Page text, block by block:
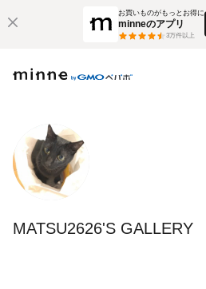
お買いものがもっとお得に
minneのアプリ
3万件以上
MATSU2626'S GALLERY